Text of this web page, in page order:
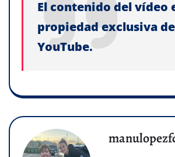
El contenido del vídeo
propiedad exclusiva de
YouTube.